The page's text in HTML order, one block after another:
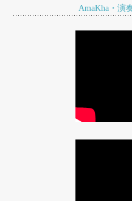
ン
AmaKha・演